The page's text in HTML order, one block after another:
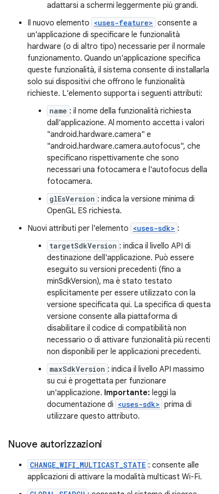
adattarsi a schermi leggermente più grandi.
Il nuovo elemento <uses-feature> consente a
un'applicazione di specificare le funzionalità
hardware (o di altro tipo) necessarie per il normale
funzionamento. Quando un'applicazione specifica
queste funzionalità, il sistema consente di installarla
solo sui dispositivi che offrono le funzionalità
richieste. L'elemento supporta i seguenti attributi:
name : il nome della funzionalità richiesta
dall'applicazione. Al momento accetta i valori
"android.hardware.camera" e
"android.hardware.camera.autofocus", che
specificano rispettivamente che sono
necessari una fotocamera e l'autofocus della
fotocamera.
glEsVersion : indica la versione minima di
OpenGL ES richiesta.
Nuovi attributi per l'elemento <uses-sdk> :
targetSdkVersion : indica il livello API di
destinazione dell'applicazione. Può essere
eseguito su versioni precedenti (fino a
minSdkVersion), ma è stato testato
esplicitamente per essere utilizzato con la
versione specificata qui. La specifica di questa
versione consente alla piattaforma di
disabilitare il codice di compatibilità non
necessario o di attivare funzionalità più recenti
non disponibili per le applicazioni precedenti.
maxSdkVersion : indica il livello API massimo
su cui è progettata per funzionare
un'applicazione. Importante: leggi la
documentazione di <uses-sdk> prima di
utilizzare questo attributo.
Nuove autorizzazioni
CHANGE_WIFI_MULTICAST_STATE : consente alle
applicazioni di attivare la modalità multicast Wi-Fi.